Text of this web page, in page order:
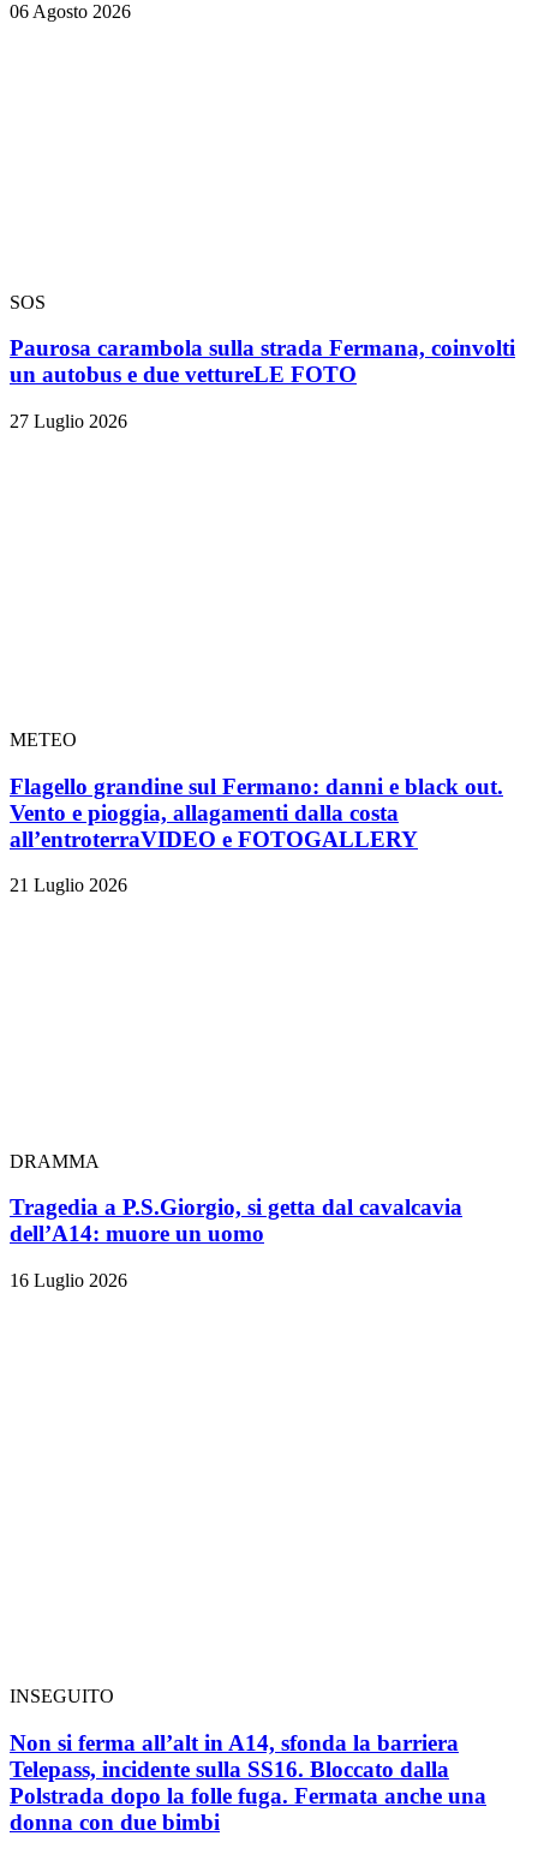
06 Agosto 2026
SOS
Paurosa carambola sulla strada Fermana, coinvolti
un autobus e due vettureLE FOTO
27 Luglio 2026
METEO
Flagello grandine sul Fermano: danni e black out.
Vento e pioggia, allagamenti dalla costa
all’entroterraVIDEO e FOTOGALLERY
21 Luglio 2026
DRAMMA
Tragedia a P.S.Giorgio, si getta dal cavalcavia
dell’A14: muore un uomo
16 Luglio 2026
INSEGUITO
Non si ferma all’alt in A14, sfonda la barriera
Telepass, incidente sulla SS16. Bloccato dalla
Polstrada dopo la folle fuga. Fermata anche una
donna con due bimbi